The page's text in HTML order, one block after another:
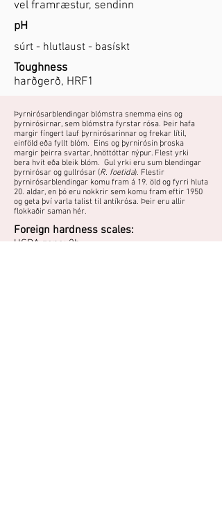
vel framræstur, sendinn
pH
súrt - hlutlaust - basískt
Toughness
harðgerð, HRF1
Þyrnirósarblendingar blómstra snemma eins og
þyrnirósirnar, sem blómstra fyrstar rósa. Þeir hafa
margir fíngert lauf þyrnirósarinnar og frekar lítil,
einföld eða fyllt blóm. Eins og þyrnirósin þroska
margir þeirra svartar, hnöttóttar nýpur. Flest yrki
bera hvít eða bleik blóm. Gul yrki eru sum blendingar
þyrnirósar og gullrósar (R. foetida). Flestir
þyrnirósarblendingar komu fram á 19. öld og fyrri hluta
20. aldar, en þó eru nokkrir sem komu fram eftir 1950
og geta því varla talist til antíkrósa. Þeir eru allir
flokkaðir saman hér.
Foreign hardness scales:
USDA zone: 2b